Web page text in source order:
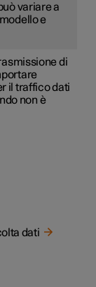
variare a
e
di
il traffico dati
non è
dati